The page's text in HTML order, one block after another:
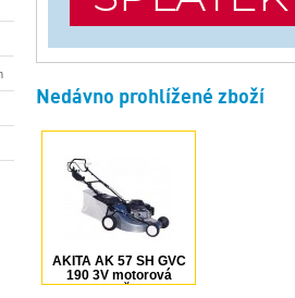
Nedávno prohlížené zboží
AKITA AK 57 SH GVC
190 3V motorová
sekačka